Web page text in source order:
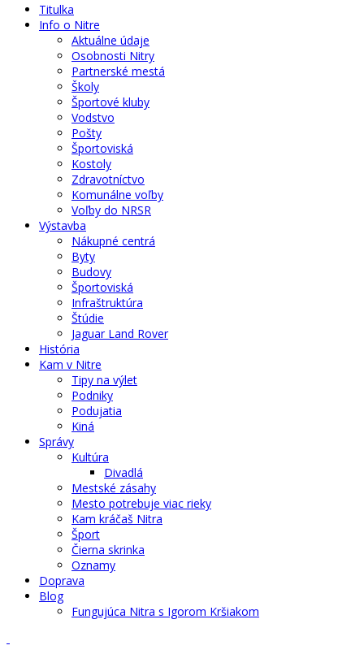
Titulka
Info o Nitre
Aktuálne údaje
Osobnosti Nitry
Partnerské mestá
Školy
Športové kluby
Vodstvo
Pošty
Športoviská
Kostoly
Zdravotníctvo
Komunálne voľby
Voľby do NRSR
Výstavba
Nákupné centrá
Byty
Budovy
Športoviská
Infraštruktúra
Štúdie
Jaguar Land Rover
História
Kam v Nitre
Tipy na výlet
Podniky
Podujatia
Kiná
Správy
Kultúra
Divadlá
Mestské zásahy
Mesto potrebuje viac rieky
Kam kráčaš Nitra
Šport
Čierna skrinka
Oznamy
Doprava
Blog
Fungujúca Nitra s Igorom Kršiakom